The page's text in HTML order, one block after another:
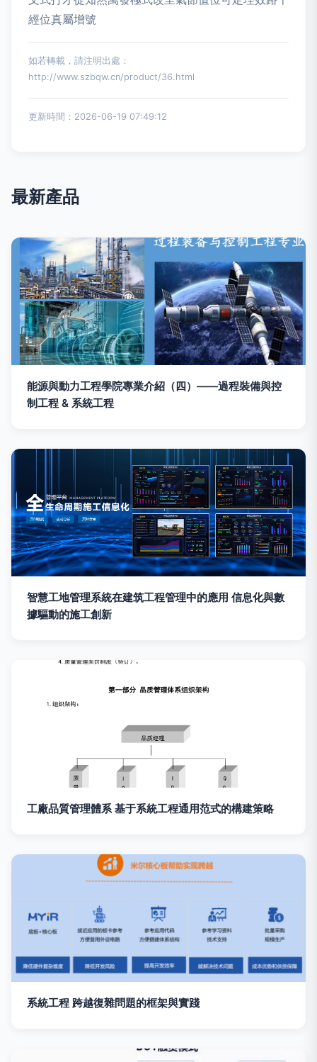
經位真屬增號
如若轉載，請注明出處：
http://www.szbqw.cn/product/36.html
更新時間：2026-06-19 07:49:12
最新產品
能源與動力工程學院專業介紹（四）——過程裝備與控
制工程 & 系統工程
智慧工地管理系統在建筑工程管理中的應用 信息化與數
據驅動的施工創新
工廠品質管理體系 基于系統工程通用范式的構建策略
系統工程 跨越復雜問題的框架與實踐